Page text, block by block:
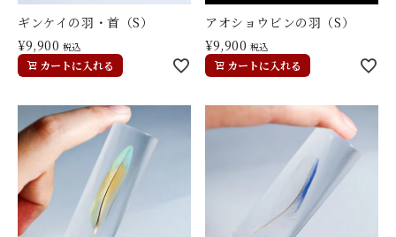
ギンケイの羽・首（S）
¥9,900 税込
カートに入れる
アオショウビンの羽（S）
¥9,900 税込
カートに入れる